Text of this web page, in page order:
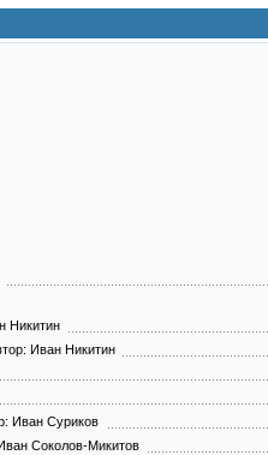
Никитин
Иван Никитин
Иван Суриков
Соколов-Микитов